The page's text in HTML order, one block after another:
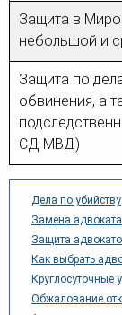
Дела по убийству
Замена
Защита
Как выбрать
Круглосуточные
Обжалование
Защита в
небольшой и
Защита по
обвинения, а
СД МВД)